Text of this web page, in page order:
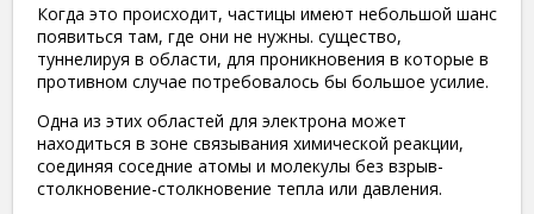
Когда это происходит, частицы имеют небольшой шанс
появиться там, где они не нужны. существо,
туннелируя в области, для проникновения в которые в
противном случае потребовалось бы большое усилие.
Одна из этих областей для электрона может
находиться в зоне связывания химической реакции,
соединяя соседние атомы и молекулы без взрыв-
столкновение-столкновение тепла или давления.